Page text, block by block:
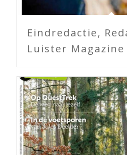
Eindredactie,
Luister Magazine